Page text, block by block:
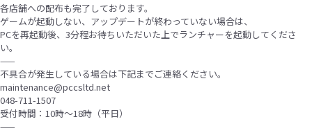
各店舗への配布も完了しております。
ゲームが起動しない、アップデートが終わっていない場合は、
PCを再起動後、3分程お待ちいただいた上でランチャーを起動してくださ
い。
——
不具合が発生している場合は下記までご連絡ください。
maintenance@pccsltd.net
048-711-1507
受付時間：10時〜18時（平日）
——